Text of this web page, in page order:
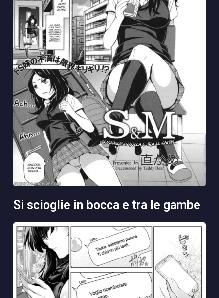
si scioglie in bocca e tra le gambe